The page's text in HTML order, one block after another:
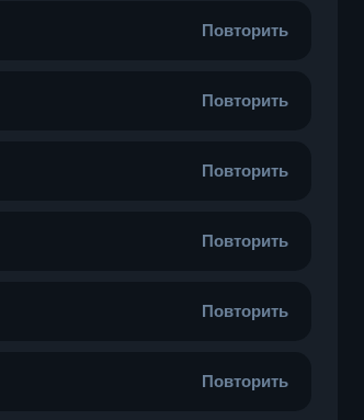
Повторить
Повторить
Повторить
Повторить
Повторить
Повторить